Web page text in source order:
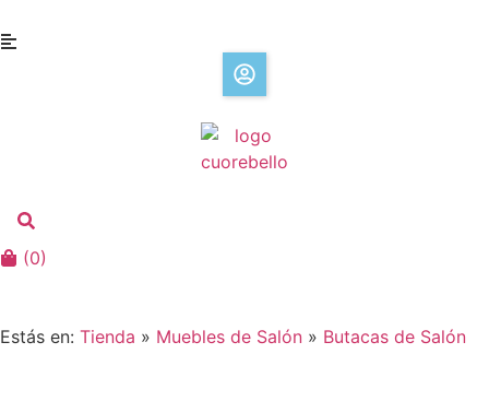
(0)
Estás en: Tienda » Muebles de Salón » Butacas de Salón